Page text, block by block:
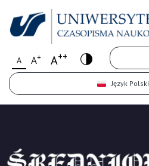
A A+ A++
Język Polski